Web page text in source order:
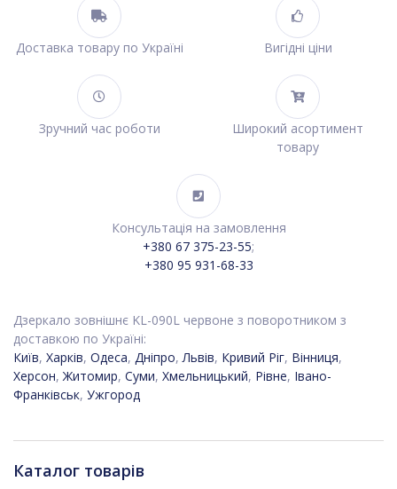
Доставка товару по Україні Вигідні ціни
Зручний час роботи
Широкий асортимент
товару
Консультація на замовлення
+380 67 375-23-55;
+380 95 931-68-33
Дзеркало зовнішнє KL-090L червоне з поворотником з
доставкою по Україні:
Київ, Харків, Одеса, Дніпро, Львів, Кривий Ріг, Вінниця,
Херсон, Житомир, Суми, Хмельницький, Рівне, Івано-
Франківськ, Ужгород
Каталог товарів